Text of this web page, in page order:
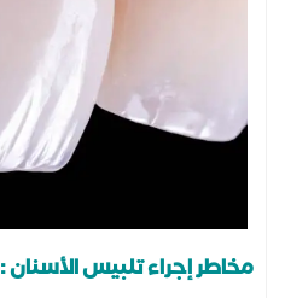
مخاطر إجراء تلبيس الأسنان :